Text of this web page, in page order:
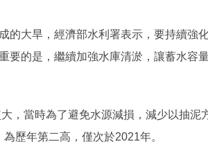
大旱，經濟部水利署表示，要持續強
要的是，繼續加強水庫清淤，讓蓄水容
當時為了避免水源減損，減少以抽泥
歷年第二高，僅次於2021年。